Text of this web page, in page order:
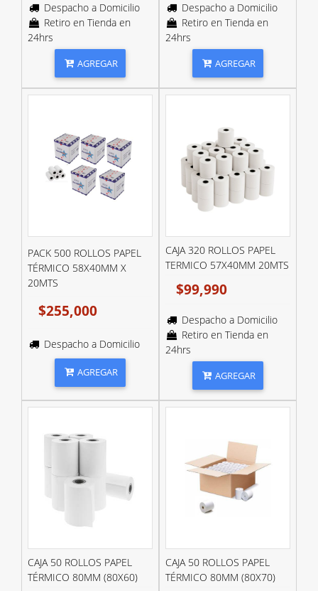
Despacho a Domicilio
Retiro en Tienda en
24hrs
AGREGAR
Despacho a Domicilio
Retiro en Tienda en
24hrs
AGREGAR
PACK 500 ROLLOS PAPEL
TÉRMICO 58X40MM X
20MTS
$255,000
Despacho a Domicilio
AGREGAR
CAJA 320 ROLLOS PAPEL
TERMICO 57X40MM 20MTS
$99,990
Despacho a Domicilio
Retiro en Tienda en
24hrs
AGREGAR
CAJA 50 ROLLOS PAPEL
TÉRMICO 80MM (80X60)
CAJA 50 ROLLOS PAPEL
TÉRMICO 80MM (80X70)